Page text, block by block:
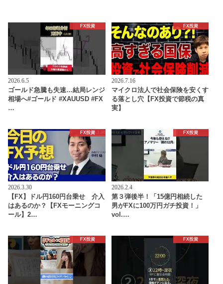
FX投資
2026.6.5
ゴールド急騰も失速…結局レンジ
相場へ#ゴールド #XAUUSD #FX
…
FX投資
2026.7.16
マイクロ法人で社会保険を安くす
る落とし穴【FX投資で節税の真
実】
FX投資
2026.3.30
【FX】ドル円160円台乗せ 介入
はあるのか？【FXモーニングコ
ール】2…
FX投資
2026.2.4
第３弾後半！「15億円相続した
男がFXに100万円ガチ投資！」
vol.…
FX投資 FX投資